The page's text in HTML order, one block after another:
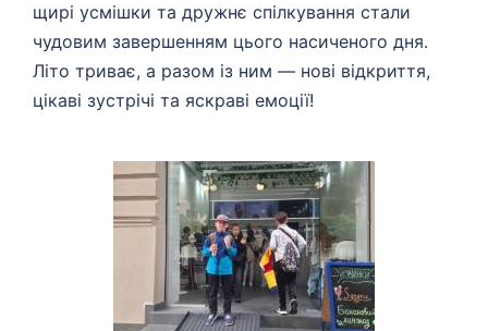
щирі усмішки та дружнє спілкування стали
чудовим завершенням цього насиченого дня.
Літо триває, а разом із ним — нові відкриття,
цікаві зустрічі та яскраві емоції!